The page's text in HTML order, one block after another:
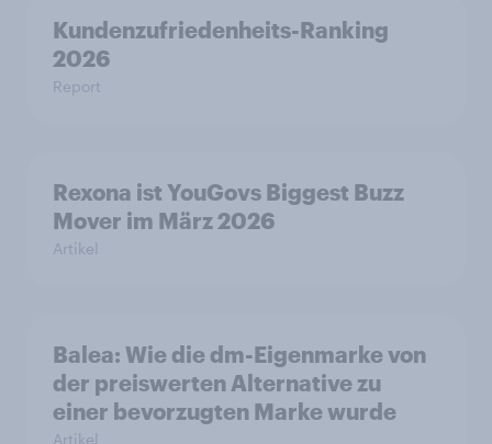
Kundenzufriedenheits-Ranking
2026
Report
Rexona ist YouGovs Biggest Buzz
Mover im März 2026
Artikel
Balea: Wie die dm-Eigenmarke von
der preiswerten Alternative zu
einer bevorzugten Marke wurde
Artikel